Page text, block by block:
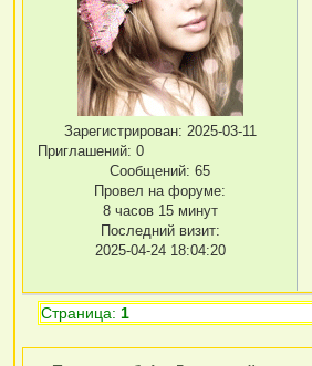
Зарегистрирован: 2025-03-11
Приглашений: 0
Сообщений: 65
Провел на форуме:
8 часов 15 минут
Последний визит:
2025-04-24 18:04:20
Страница:1